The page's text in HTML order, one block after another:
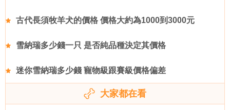
古代長須牧羊犬的價格 價格大約為1000到3000元
雪納瑞多少錢一只 是否純品種決定其價格
迷你雪納瑞多少錢 寵物級跟賽級價格偏差
大家都在看